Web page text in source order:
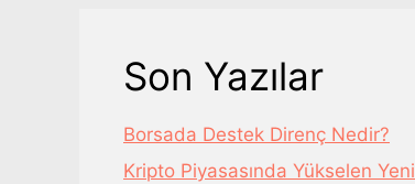
Son Yazılar
Borsada Destek Direnç Nedir?
Kripto Piyasasında Yükselen Yeni